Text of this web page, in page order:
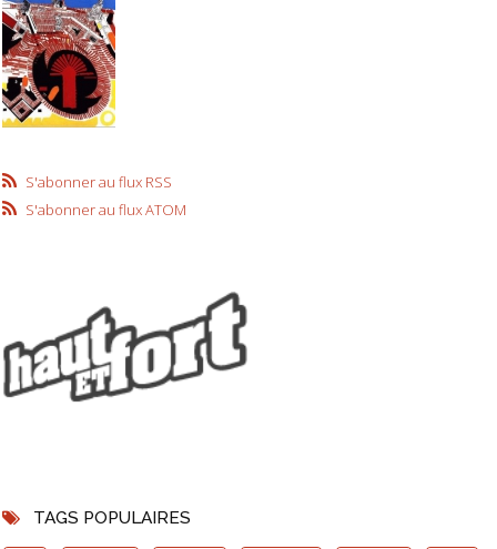
S'abonner au flux RSS
S'abonner au flux ATOM
TAGS POPULAIRES